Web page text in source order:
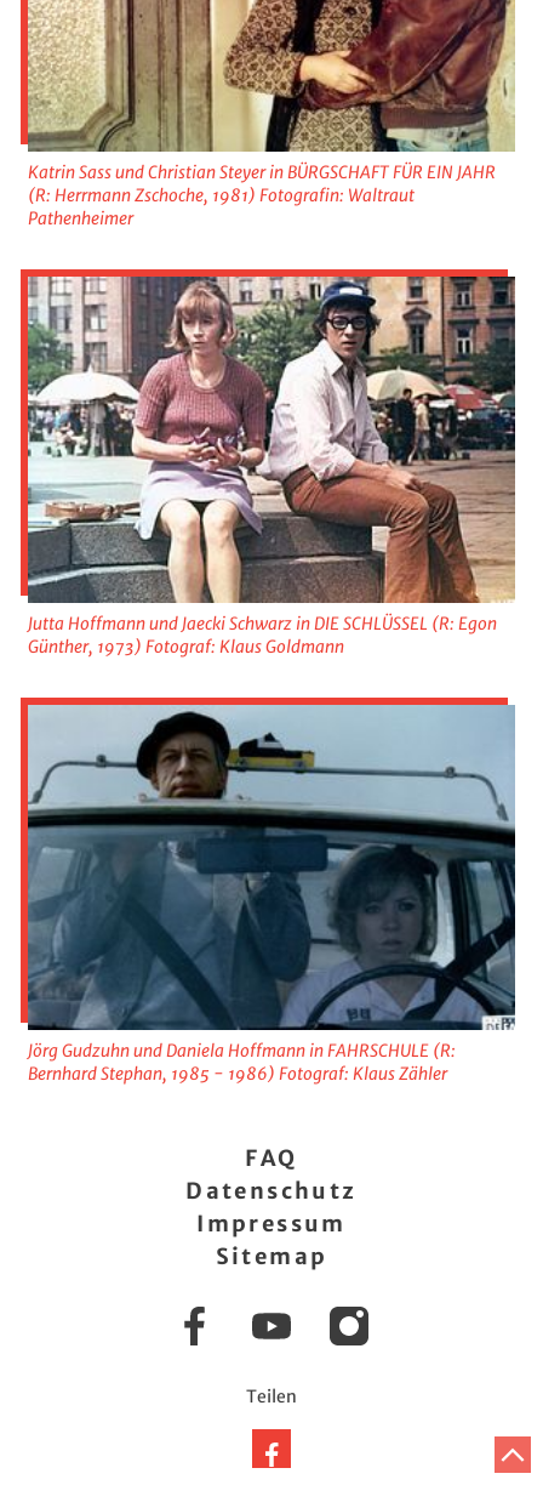
Katrin Sass und Christian Steyer in BÜRGSCHAFT FÜR EIN JAHR
(R: Herrmann Zschoche, 1981) Fotografin: Waltraut
Pathenheimer
Jutta Hoffmann und Jaecki Schwarz in DIE SCHLÜSSEL (R: Egon
Günther, 1973) Fotograf: Klaus Goldmann
Jörg Gudzuhn und Daniela Hoffmann in FAHRSCHULE (R:
Bernhard Stephan, 1985 - 1986) Fotograf: Klaus Zähler
Teilen
Auf
FacebookYouTubeInstagram
FAQ
Datenschutz
Impressum
Sitemap